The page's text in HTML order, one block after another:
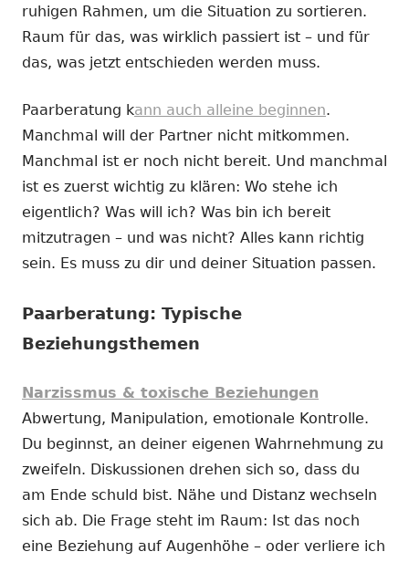
ruhigen Rahmen, um die Situation zu sortieren.
Raum für das, was wirklich passiert ist – und für
das, was jetzt entschieden werden muss.
Paarberatung kann auch alleine beginnen.
Manchmal will der Partner nicht mitkommen.
Manchmal ist er noch nicht bereit. Und manchmal
ist es zuerst wichtig zu klären: Wo stehe ich
eigentlich? Was will ich? Was bin ich bereit
mitzutragen – und was nicht? Alles kann richtig
sein. Es muss zu dir und deiner Situation passen.
Paarberatung: Typische
Beziehungsthemen
Narzissmus & toxische Beziehungen
Abwertung, Manipulation, emotionale Kontrolle.
Du beginnst, an deiner eigenen Wahrnehmung zu
zweifeln. Diskussionen drehen sich so, dass du
am Ende schuld bist. Nähe und Distanz wechseln
sich ab. Die Frage steht im Raum: Ist das noch
eine Beziehung auf Augenhöhe – oder verliere ich